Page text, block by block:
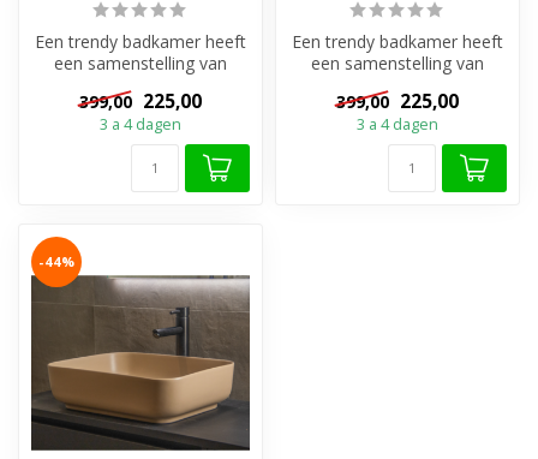
Een trendy badkamer heeft
een samenstelling van
gedurfde kleuren en de
mooiste c...
399,00 225,00
3 a 4 dagen
Een trendy badkamer heeft
een samenstelling van
gedurfde kleuren en de
mooiste c...
399,00 225,00
3 a 4 dagen
-44%